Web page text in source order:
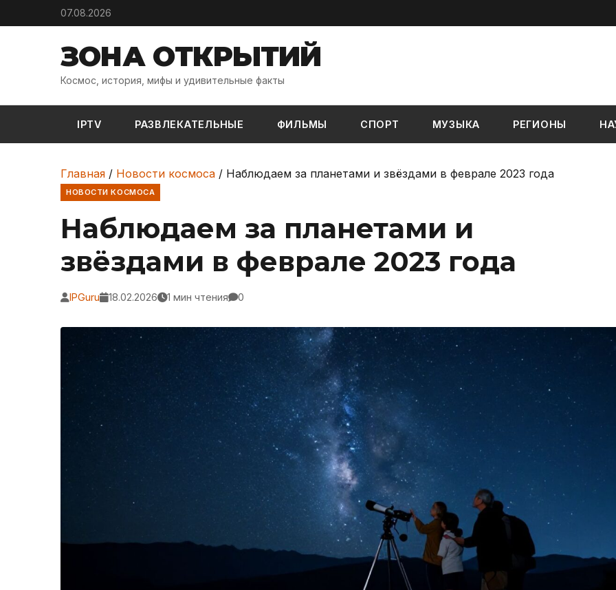
Skip to content07.08.2026
ЗОНА ОТКРЫТИЙ
Космос, история, мифы и удивительные факты
IPTV РАЗВЛЕКАТЕЛЬНЫЕ ФИЛЬМЫ СПОРТ МУЗЫКА РЕГИОНЫ
Главная / Новости космоса / Наблюдаем за планетами и звёздами в феврале 2023 года
НОВОСТИ КОСМОСА
Наблюдаем за планетами и
звёздами в феврале 2023 года
IPGuru 18.02.2026 1 мин чтения 0